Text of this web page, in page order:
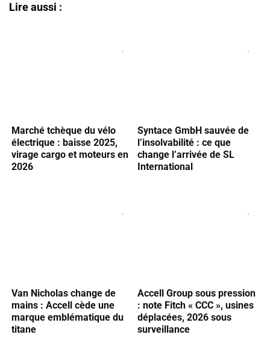
Lire aussi :
Marché tchèque du vélo
électrique : baisse 2025,
virage cargo et moteurs en
2026
Syntace GmbH sauvée de
l’insolvabilité : ce que
change l’arrivée de SL
International
Van Nicholas change de
mains : Accell cède une
marque emblématique du
titane
Accell Group sous pression
: note Fitch « CCC », usines
déplacées, 2026 sous
surveillance